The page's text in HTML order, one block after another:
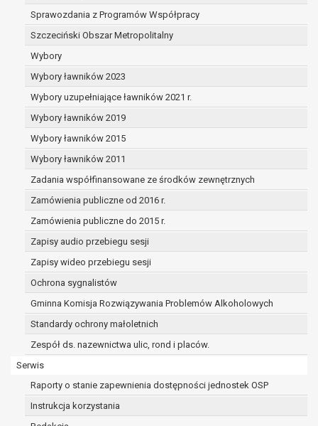
Sprawozdania z Programów Współpracy
Szczeciński Obszar Metropolitalny
Wybory
Wybory ławników 2023
Wybory uzupełniające ławników 2021 r.
Wybory ławników 2019
Wybory ławników 2015
Wybory ławników 2011
Zadania współfinansowane ze środków zewnętrznych
Zamówienia publiczne od 2016 r.
Zamówienia publiczne do 2015 r.
Zapisy audio przebiegu sesji
Zapisy wideo przebiegu sesji
Ochrona sygnalistów
Gminna Komisja Rozwiązywania Problemów Alkoholowych
Standardy ochrony małoletnich
Zespół ds. nazewnictwa ulic, rond i placów.
Serwis
Raporty o stanie zapewnienia dostępności jednostek OSP
Instrukcja korzystania
osobowych, która jest podstawą
przetwarzania danych i nie ma innej
podstawy prawnej przetwarzania
dane osobowe przetwarzane są
niezgodnie z prawem,
dane osobowe muszą być usunięte w
celu wywiązania się z obowiązku
wynikającego z przepisów prawa;
prawo do żądania ograniczenia
przetwarzania danych osobowych na
podstawie art. 18 RODO, w przypadku gdy:
osoba, której dane dotyczą
kwestionuje prawidłowość danych
osobowych – na okres pozwalający
administratorowi sprawdzić
prawidłowość tych danych,
przetwarzanie danych jest niezgodne
z prawem, a osoba, której dane
dotyczą, sprzeciwia się usunięciu
danych, żądając w zamian ich
ograniczenia,
której dane dotyczą, potrzebuje ich do
ustalenia, obrony lub dochodzenia